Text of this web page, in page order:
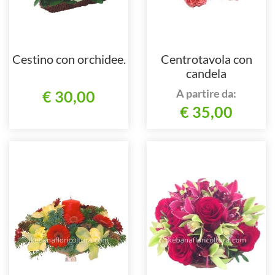
Cestino con orchidee.
€ 30,00
Centrotavola con
candela
A partire da:
€ 35,00